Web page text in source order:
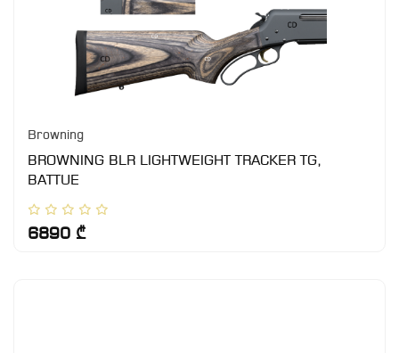
Browning
BROWNING BLR LIGHTWEIGHT TRACKER TG,
BATTUE
6890 ₾